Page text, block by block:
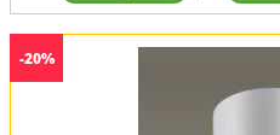
Вид:
Светильники
-20%